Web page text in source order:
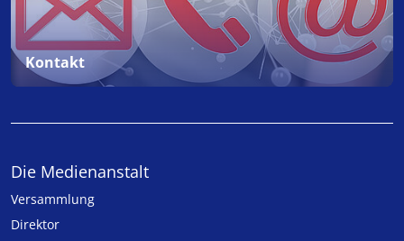
Kontakt
Die Medienanstalt
Versammlung
Direktor